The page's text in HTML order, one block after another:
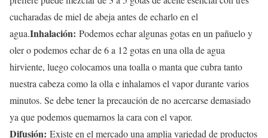
cucharadas de miel de abeja antes de echarlo en el
agua.Inhalación: Podemos echar algunas gotas en un pañuelo y
oler o podemos echar de 6 a 12 gotas en una olla de agua
hirviente, luego colocamos una toalla o manta que cubra tanto
nuestra cabeza como la olla e inhalamos el vapor durante varios
minutos. Se debe tener la precaución de no acercarse demasiado
ya que podemos quemarnos la cara con el vapor.
Difusión: Existe en el mercado una amplia variedad de productos